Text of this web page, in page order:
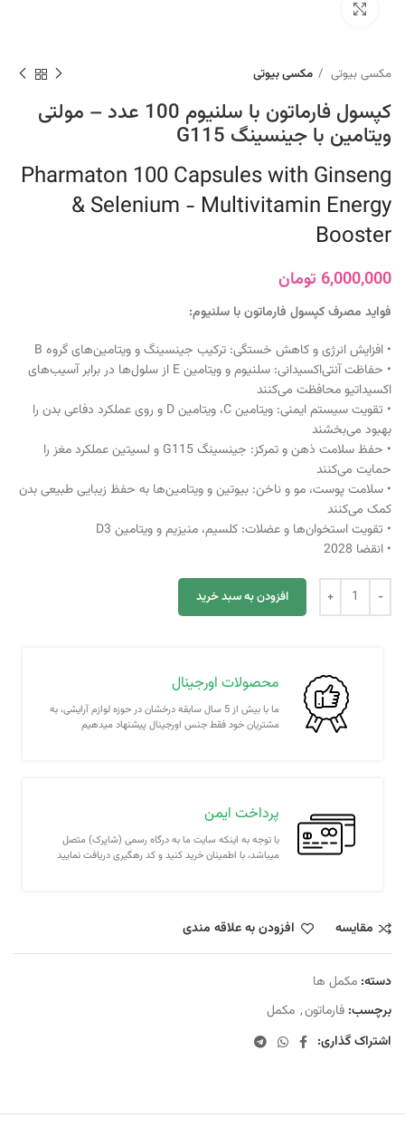
مکسی بیوتی مکسی بیوتی
کپسول فارماتون با سلنیوم 100 عدد – مولتی
ویتامین با جینسینگ G115
Pharmaton 100 Capsules with Ginseng
& Selenium - Multivitamin Energy
Booster
6,000,000 تومان
فواید مصرف کپسول فارماتون با سلنیوم:
• افزایش انرژی و کاهش خستگی: ترکیب جینسینگ و ویتامین‌های گروه B
• حفاظت آنتی‌اکسیدانی: سلنیوم و ویتامین E از سلول‌ها در برابر آسیب‌های
اکسیداتیو محافظت می‌کنند
• تقویت سیستم ایمنی: ویتامین C، ویتامین D و روی عملکرد دفاعی بدن را
بهبود می‌بخشند
• حفظ سلامت ذهن و تمرکز: جینسینگ G115 و لسیتین عملکرد مغز را
حمایت می‌کنند
• سلامت پوست، مو و ناخن: بیوتین و ویتامین‌ها به حفظ زیبایی طبیعی بدن
کمک می‌کنند
• تقویت استخوان‌ها و عضلات: کلسیم، منیزیم و ویتامین D3
• انقضا 2028
افزودن به سبد خرید
محصولات اورجینال
ما با بیش از 5 سال سابقه درخشان در حوزه لوازم آرایشی، به
مشتریان خود فقط جنس اورجینال پیشنهاد میدهیم
پرداخت ایمن
با توجه به اینکه سایت ما به درگاه رسمی (شاپرک) متصل
میباشد، با اطمینان خرید کنید و کد رهگیری دریافت نمایید
مقايسه افزودن به علاقه مندی
دسته: مکمل ها
برچسب: فارماتون, مکمل
اشتراک گذاری: